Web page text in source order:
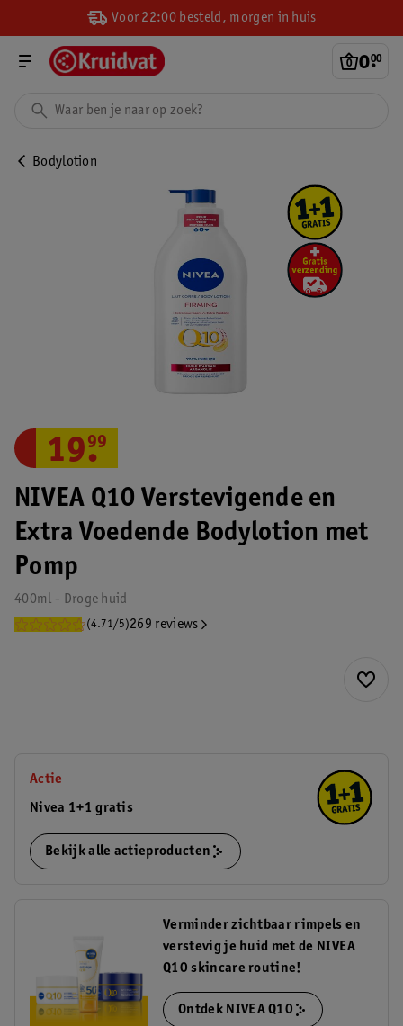
Voor 22:00 besteld, morgen in huis
0.
00
Bodylotion
NIVEA Q10 Verstevigende en
Extra Voedende Bodylotion met
Pomp
400ml - Droge huid
(4.71/5)269 reviews
19.
99
Actie
Nivea 1+1 gratis
Bekijk alle actieproducten
Verminder zichtbaar rimpels en
verstevig je huid met de NIVEA
Q10 skincare routine!
Ontdek NIVEA Q10